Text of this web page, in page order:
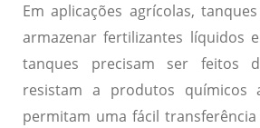
Em aplicações agrícolas,
armazenar fertilizantes líquidos
tanques precisam ser feitos
resistam a produtos químicos
permitam uma fácil